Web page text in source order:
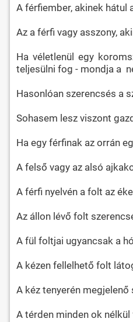
A férfiember, akinek hátul
Az a férfi vagy asszony,
Ha véletlenül egy
teljesülni fog - mondja a
Hasonlóan szerencsés a
Sohasem lesz viszont
Ha egy férfinak az orrán
A felső vagy az alsó
A férfi nyelvén a folt az
Az állon lévő folt
A fül foltjai ugyancsak a
A kézen fellelhető folt
A kéz tenyerén
A térden minden ok